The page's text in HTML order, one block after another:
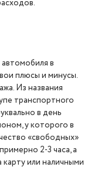
в
плюсы и минусы.
Из названия
транспортного
в день
у которого в
«свободных»
2-3 часа, а
или наличными